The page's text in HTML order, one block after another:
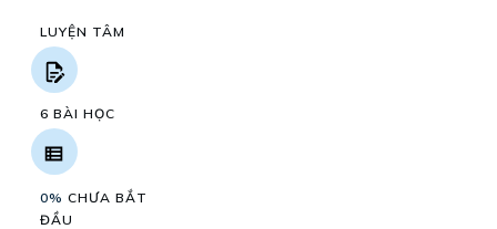
LUYỆN TÂM
6 BÀI HỌC
0% CHƯA BẮT
ĐẦU